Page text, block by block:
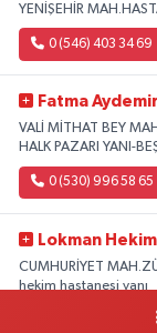
YENİŞEHİR
0 (546) 403 34 69
Fatma
VALİ MİTHAT BEY
HALK PAZARI YANI-
0 (530) 996 58 65
Lokman
CUMHURİYET
hekim hastanesi yanı